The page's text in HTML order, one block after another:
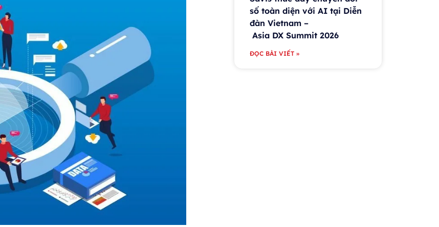
số toàn diện với AI tại Diễn
đàn Vietnam –
Asia DX Summit 2026
ĐỌC BÀI VIẾT »